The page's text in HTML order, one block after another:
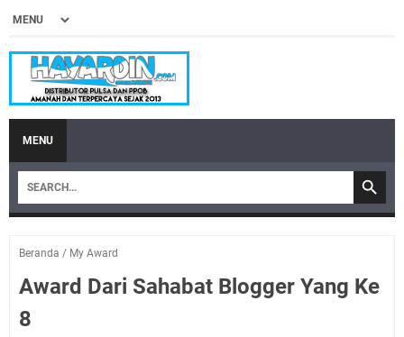
MENU
Beranda / My Award
Award Dari Sahabat Blogger Yang Ke
8